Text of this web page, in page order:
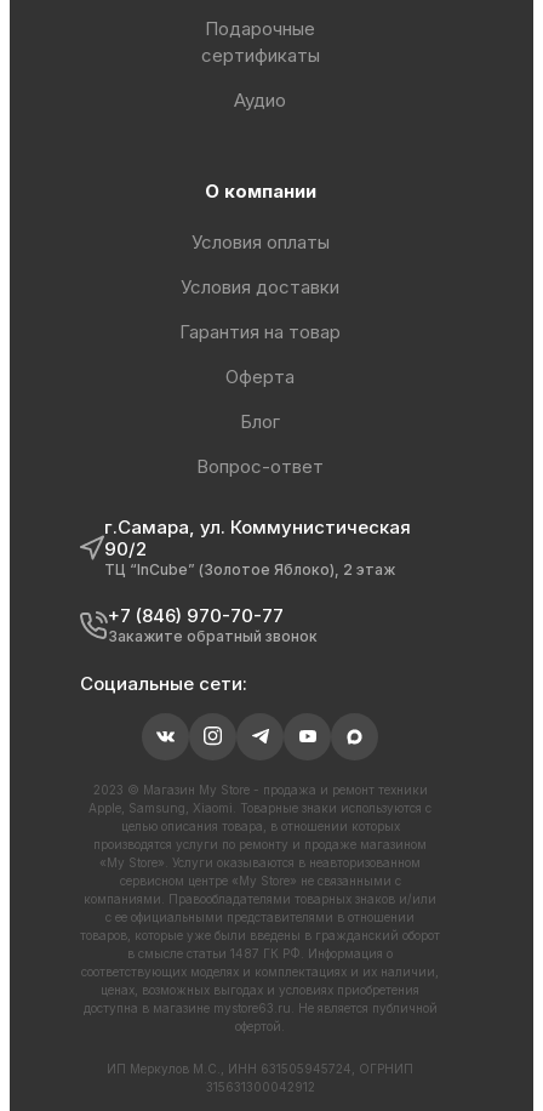
Подарочные
сертификаты
Аудио
О компании
Условия оплаты
Условия доставки
Гарантия на товар
Оферта
Блог
Вопрос-ответ
г.Самара, ул. Коммунистическая
90/2
ТЦ “InCube” (Золотое Яблоко), 2 этаж
+7 (846) 970-70-77
Закажите обратный звонок
Социальные сети:
2023 © Магазин My Store - продажа и ремонт техники
Apple, Samsung, Xiaomi. Товарные знаки используются с
целью описания товара, в отношении которых
производятся услуги по ремонту и продаже магазином
«My Store». Услуги оказываются в неавторизованном
сервисном центре «My Store» не связанными с
компаниями. Правообладателями товарных знаков и/или
с ее официальными представителями в отношении
товаров, которые уже были введены в гражданский оборот
в смысле статьи 1487 ГК РФ. Информация о
соответствующих моделях и комплектациях и их наличии,
ценах, возможных выгодах и условиях приобретения
доступна в магазине mystore63.ru . Не является публичной
офертой.
ИП Меркулов М.С., ИНН 631505945724, ОГРНИП
315631300042912